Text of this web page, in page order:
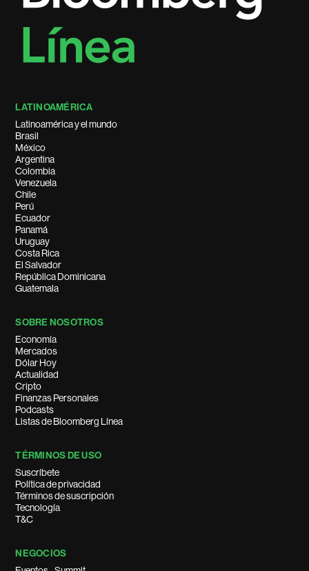
LATINOAMÉRICA
Latinoamérica y el mundo
Brasil
México
Argentina
Colombia
Venezuela
Chile
Perú
Ecuador
Panamá
Uruguay
Costa Rica
El Salvador
República Dominicana
Guatemala
SOBRE NOSOTROS
Economía
Mercados
Dólar Hoy
Actualidad
Cripto
Finanzas Personales
Podcasts
Listas de Bloomberg Línea
TÉRMINOS DE USO
Suscríbete
Política de privacidad
Términos de suscripción
Tecnología
T&C
NEGOCIOS